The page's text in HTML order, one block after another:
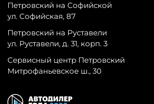
Петровский на Софийской
ул. Софийская, 87
Петровский на Руставели
ул. Руставели, д. 31, корп. 3
Сервисный центр Петровский
Митрофаньевское ш., 30